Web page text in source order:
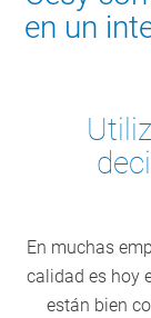
en un
En muchas
calidad es hoy
están bien